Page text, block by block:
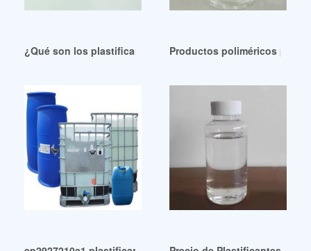
¿Qué son los plastificantes en el hormigón?
Productos poliméricos